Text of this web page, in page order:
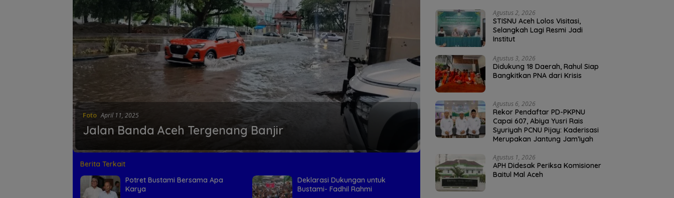
Foto April 11, 2025
Jalan Banda Aceh Tergenang Banjir
Berita Terkait
Potret Bustami Bersama Apa
Karya
Deklarasi Dukungan untuk
Bustami- Fadhil Rahmi
Agustus 2, 2026
STISNU Aceh Lolos Visitasi,
Selangkah Lagi Resmi Jadi
Institut
Agustus 3, 2026
Didukung 18 Daerah, Rahul Siap
Bangkitkan PNA dari Krisis
Agustus 6, 2026
Rekor Pendaftar PD-PKPNU
Capai 607, Abiya Yusri Rais
Syuriyah PCNU Pijay: Kaderisasi
Merupakan Jantung Jam’iyah
Agustus 1, 2026
APH Didesak Periksa Komisioner
Baitul Mal Aceh